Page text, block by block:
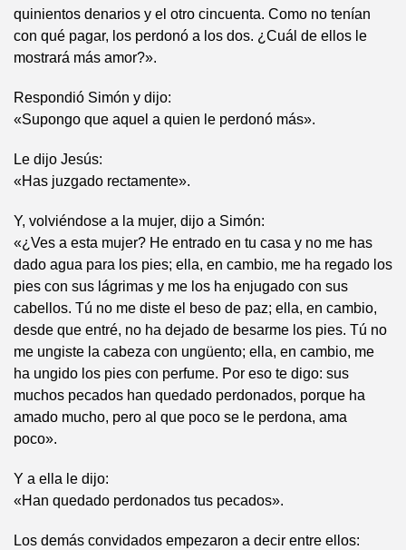
quinientos denarios y el otro cincuenta. Como no tenían
con qué pagar, los perdonó a los dos. ¿Cuál de ellos le
mostrará más amor?».
Respondió Simón y dijo:
«Supongo que aquel a quien le perdonó más».
Le dijo Jesús:
«Has juzgado rectamente».
Y, volviéndose a la mujer, dijo a Simón:
«¿Ves a esta mujer? He entrado en tu casa y no me has
dado agua para los pies; ella, en cambio, me ha regado los
pies con sus lágrimas y me los ha enjugado con sus
cabellos. Tú no me diste el beso de paz; ella, en cambio,
desde que entré, no ha dejado de besarme los pies. Tú no
me ungiste la cabeza con ungüento; ella, en cambio, me
ha ungido los pies con perfume. Por eso te digo: sus
muchos pecados han quedado perdonados, porque ha
amado mucho, pero al que poco se le perdona, ama
poco».
Y a ella le dijo:
«Han quedado perdonados tus pecados».
Los demás convidados empezaron a decir entre ellos: